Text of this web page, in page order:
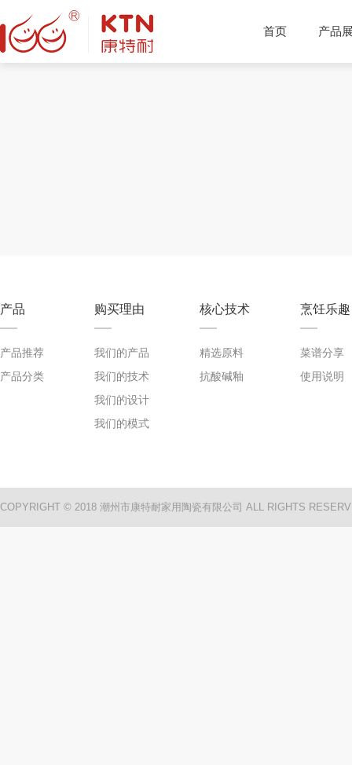
首页 产品
产品
产品推荐
产品分类
购买理由
我们的产品
我们的技术
我们的设计
我们的模式
核心技术
精选原料
抗酸碱釉
烹饪乐趣
菜谱分享
使用说明
COPYRIGHT © 2018 潮州市康特耐家用陶瓷有限公司 ALL RIGHTS